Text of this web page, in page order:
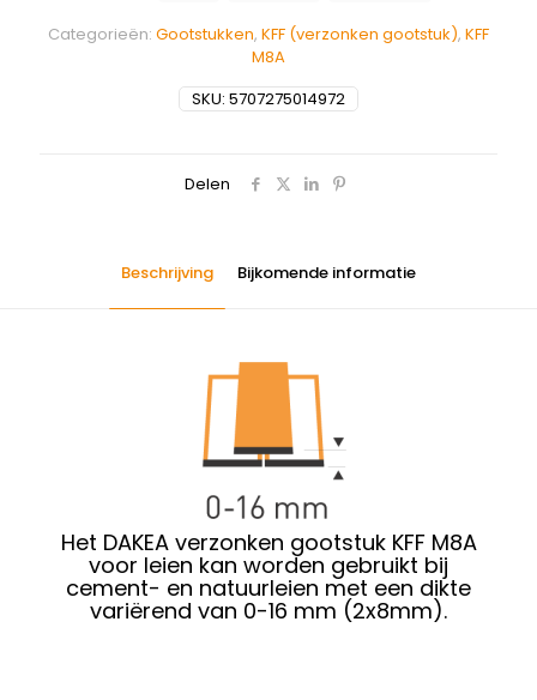
SKU: 5707275014972
Categorieën: Gootstukken, KFF (verzonken gootstuk), KFF
M8A
Delen
Beschrijving Bijkomende informatie
Het DAKEA verzonken gootstuk KFF M8A
voor leien kan worden gebruikt bij
cement- en natuurleien met een dikte
variërend van 0-16 mm (2x8mm).